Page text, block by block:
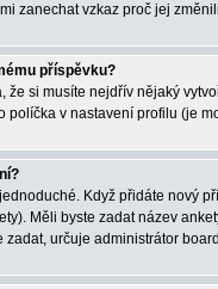
zanechat vzkaz proč jej
příspěvku?
že si musíte nejdřív nějaký
políčka v nastavení profilu (je
Když přidáte nový
Měli byste zadat název
zadat, určuje administrátor